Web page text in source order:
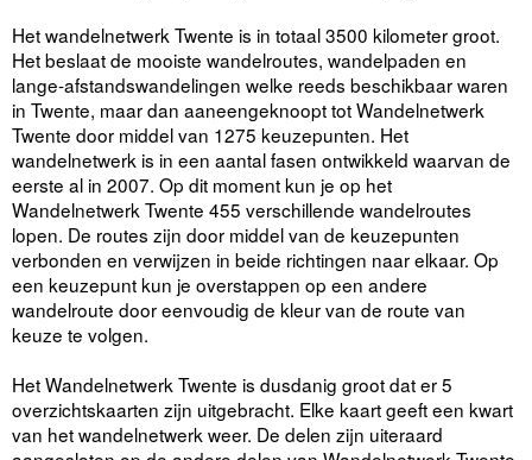
Het wandelnetwerk Twente is in totaal 3500 kilometer groot.
Het beslaat de mooiste wandelroutes, wandelpaden en
lange-afstandswandelingen welke reeds beschikbaar waren
in Twente, maar dan aaneengeknoopt tot Wandelnetwerk
Twente door middel van 1275 keuzepunten. Het
wandelnetwerk is in een aantal fasen ontwikkeld waarvan de
eerste al in 2007. Op dit moment kun je op het
Wandelnetwerk Twente 455 verschillende wandelroutes
lopen. De routes zijn door middel van de keuzepunten
verbonden en verwijzen in beide richtingen naar elkaar. Op
een keuzepunt kun je overstappen op een andere
wandelroute door eenvoudig de kleur van de route van
keuze te volgen.
Het Wandelnetwerk Twente is dusdanig groot dat er 5
overzichtskaarten zijn uitgebracht. Elke kaart geeft een kwart
van het wandelnetwerk weer. De delen zijn uiteraard